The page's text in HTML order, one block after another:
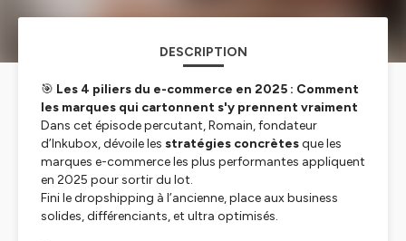
DESCRIPTION
🎯 Les 4 piliers du e-commerce en 2025 : Comment
les marques qui cartonnent s'y prennent vraiment
Dans cet épisode percutant, Romain, fondateur
d’Inkubox, dévoile les stratégies concrètesque les
marques e-commerce les plus performantes appliquent
en 2025 pour sortir du lot.
Fini le dropshipping à l’ancienne, place aux business
solides, différenciants, et ultra optimisés.